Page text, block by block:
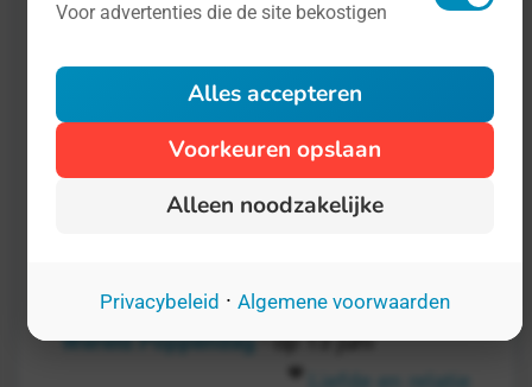
Wereld Poppendag- op 13 juni
Voor advertenties die de site bekostigen
Alles accepteren
Voorkeuren opslaan
Alleen noodzakelijke
Privacybeleid · Algemene voorwaarden